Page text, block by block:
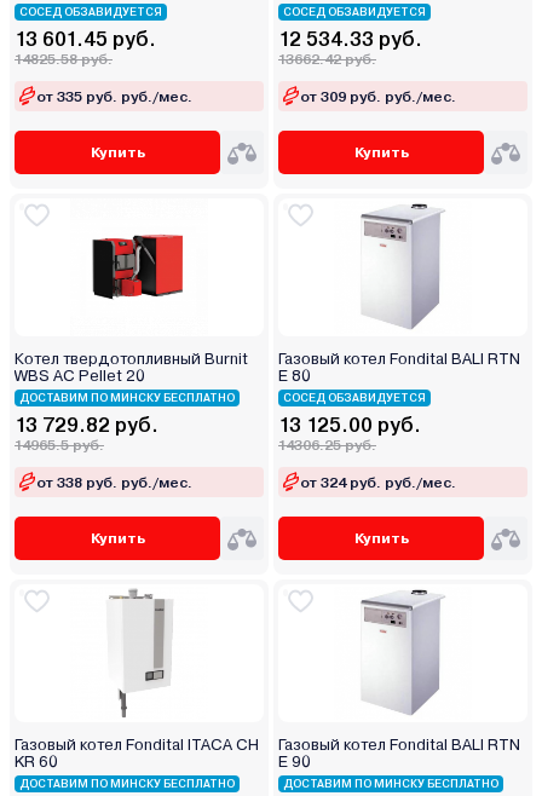
СОСЕД ОБЗАВИДУЕТСЯ
13 601.45 руб.
14825.58 руб.
от 335 руб. руб./мес.
Купить
СОСЕД ОБЗАВИДУЕТСЯ
12 534.33 руб.
13662.42 руб.
от 309 руб. руб./мес.
Купить
Котел твердотопливный Burnit
WBS AC Pellet 20
ДОСТАВИМ ПО МИНСКУ БЕСПЛАТНО
13 729.82 руб.
14965.5 руб.
от 338 руб. руб./мес.
Купить
Газовый котел Fondital BALI RTN
E 80
СОСЕД ОБЗАВИДУЕТСЯ
13 125.00 руб.
14306.25 руб.
от 324 руб. руб./мес.
Купить
Газовый котел Fondital ITACA CH
KR 60
ДОСТАВИМ ПО МИНСКУ БЕСПЛАТНО
Газовый котел Fondital BALI RTN
E 90
ДОСТАВИМ ПО МИНСКУ БЕСПЛАТНО